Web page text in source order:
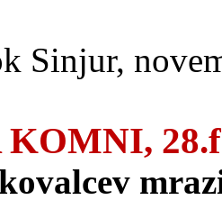
Sinjur,